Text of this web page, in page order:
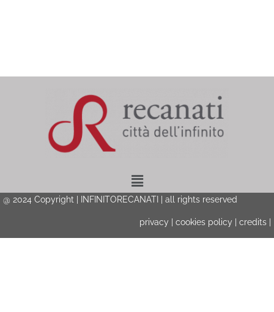
Menu
@ 2024 Copyright | INFINITORECANATI | all rights reserved
privacy cookies policy credits